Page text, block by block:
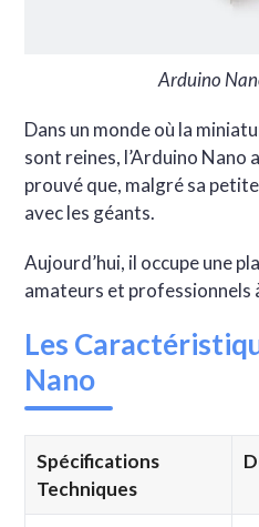
Arduino
Dans un monde où la
sont reines, l’Arduino Nano
prouvé que, malgré sa
avec les géants.
Aujourd’hui, il occupe une
amateurs et professionnels
Les
Nano
Spécifications
Techniques